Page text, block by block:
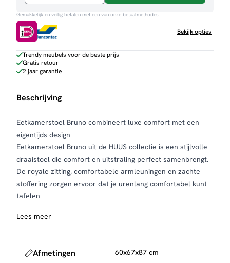
Bruno
aantal
Gemakkelijk en veilig betalen met een van onze betaalmethodes
Bekijk opties
Trendy meubels voor de beste prijs
Gratis retour
2 jaar garantie
Beschrijving
Eetkamerstoel Bruno combineert luxe comfort met een
eigentijds design
Eetkamerstoel Bruno uit de HUUS collectie is een stijlvolle
draaistoel die comfort en uitstraling perfect samenbrengt.
De royale zitting, comfortabele armleuningen en zachte
stoffering zorgen ervoor dat je urenlang comfortabel kunt
tafelen.
elegant verticaal stikpatroon, wat de stoel een verfijnde en
zorgt voor een moderne, luchtige look.
Lees meer
Afmetingen 60x67x87 cm